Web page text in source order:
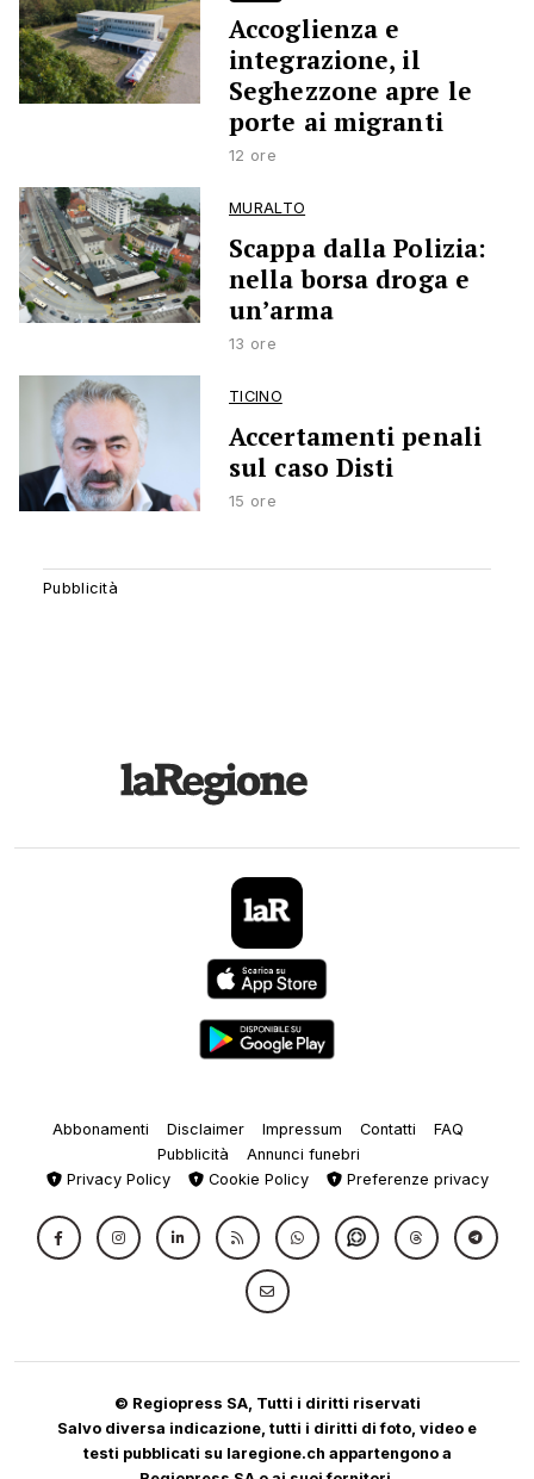
Accoglienza e
integrazione, il
Seghezzone apre le
porte ai migranti
12 ore
MURALTO
Scappa dalla Polizia:
nella borsa droga e
un’arma
13 ore
TICINO
Accertamenti penali
sul caso Disti
15 ore
Abbonamenti Disclaimer Impressum Contatti
FAQ
Pubblicità
Annunci funebri
Privacy Policy
Cookie Policy Preferenze privacy
© Regiopress SA, Tutti i diritti riservati
Salvo diversa indicazione, tutti i diritti di foto, video e
testi pubblicati su laregione.ch appartengono a